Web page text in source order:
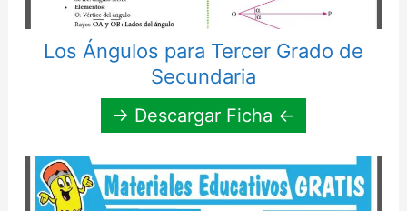
Los Ángulos para Tercer Grado de
Secundaria
→ Descargar Ficha ←